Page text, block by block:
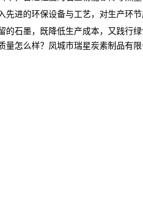
进的环保设备与工艺，对生产
石墨，既降低生产成本，又践行绿
怎么样？凤城市瑞星炭素制品